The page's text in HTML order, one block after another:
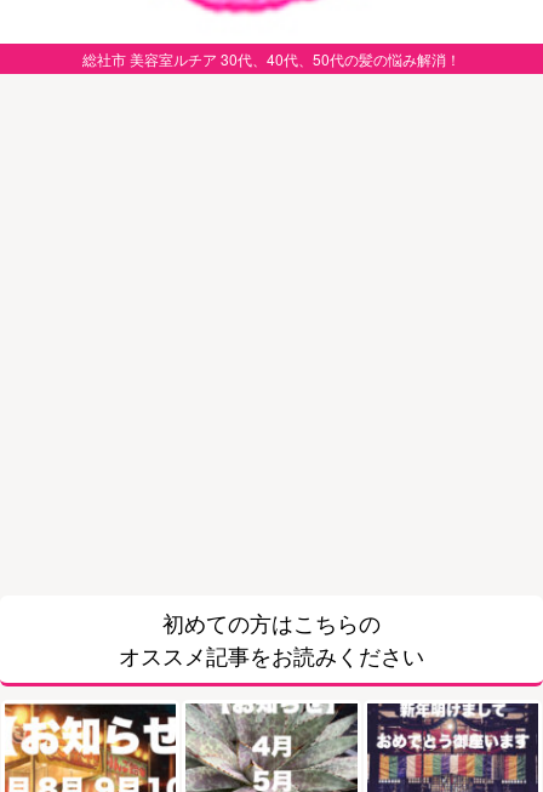
総社市 美容室ルチア 30代、40代、50代の髪の悩み解消！
初めての方はこちらの
オススメ記事をお読みください